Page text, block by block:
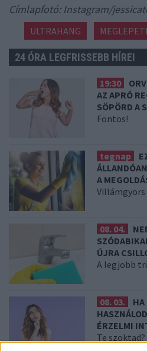
Címlapfotó: Instagram/
ULTRAHANG
24 ÓRA LEGFRISSEBB HÍREI
19:30
AZ APRÓ
SÖPÖRD A
Fontos!
tegnap
A
08. 04.
ÚJRA
A legjobb
08. 03.
ÉRZELMI
Te szoktad?